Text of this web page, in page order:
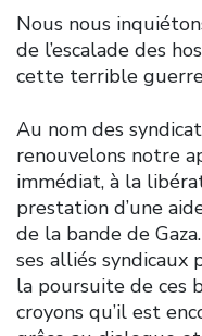
Nous nous
de l’escalade des
cette terrible guerre
Au nom des
renouvelons notre
immédiat, à la
prestation d’une
de la bande de
ses alliés syndicaux
la poursuite de ces
croyons qu’il est